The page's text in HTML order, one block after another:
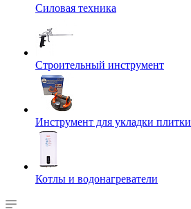
Силовая техника
Строительный инструмент
Инструмент для укладки плитки
Котлы и водонагреватели